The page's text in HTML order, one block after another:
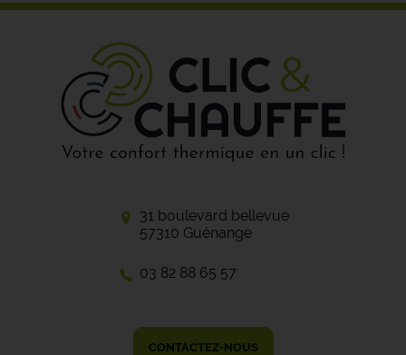
31 boulevard bellevue
57310 Guénange
03 82 88 65 57
CONTACTEZ-NOUS